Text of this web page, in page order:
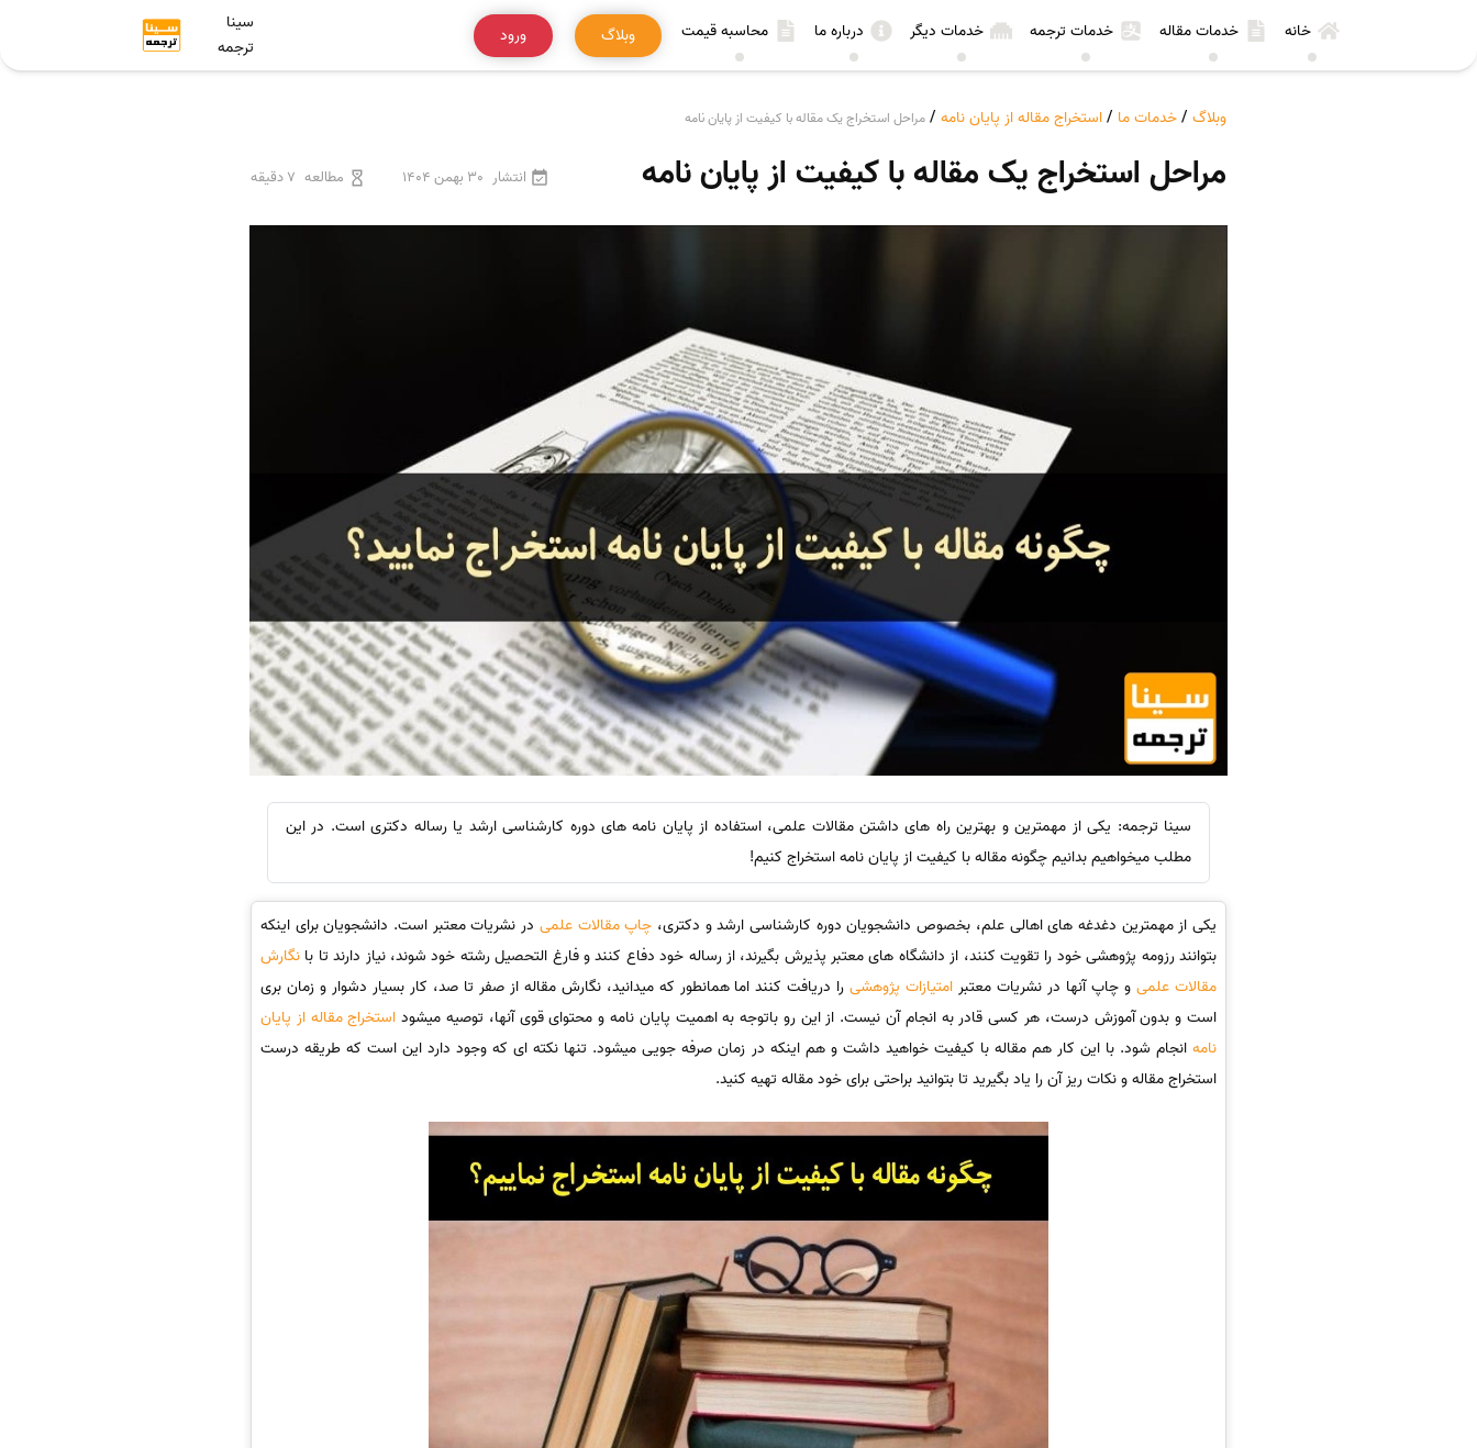
خانه خدمات مقاله خدمات ترجمه خدمات دیگر درباره ما محاسبه قیمت وبلاگ ورود
سینا
ترجمه
وبلاگ /خدمات ما /استخراج مقاله از پایان نامه / مراحل استخراج یک مقاله با کیفیت از پایان نامه
مراحل استخراج یک مقاله با کیفیت از پایان نامه انتشار 30 بهمن 1404 مطالعه 7 دقیقه
سینا ترجمه: یکی از مهمترین و بهترین راه های داشتن مقالات علمی، استفاده از پایان نامه های دوره کارشناسی ارشد یا رساله دکتری است. در این
مطلب میخواهیم بدانیم چگونه مقاله با کیفیت از پایان نامه استخراج کنیم!
یکی از مهمترین دغدغه های اهالی علم، بخصوص دانشجویان دوره کارشناسی ارشد و دکتری، چاپ مقالات علمی در نشریات معتبر است. دانشجویان برای اینکه
بتوانند رزومه پژوهشی خود را تقویت کنند، از دانشگاه های معتبر پذیرش بگیرند، از رساله خود دفاع کنند و فارغ التحصیل رشته خود شوند، نیاز دارند تا با نگارش
مقالات علمیو چاپ آنها در نشریات معتبر امتیازات پژوهشیرا دریافت کنند اما همانطور که میدانید، نگارش مقاله از صفر تا صد، کار بسیار دشوار و زمان بری
است و بدون آموزش درست، هر کسی قادر به انجام آن نیست. از این رو باتوجه به اهمیت پایان نامه و محتوای قوی آنها، توصیه میشود استخراج مقاله از پایان
نامه انجام شود. با این کار هم مقاله با کیفیت خواهید داشت و هم اینکه در زمان صرفه جویی میشود. تنها نکته ای که وجود دارد این است که طریقه درست
استخراج مقاله و نکات ریز آن را یاد بگیرید تا بتوانید براحتی برای خود مقاله تهیه کنید.